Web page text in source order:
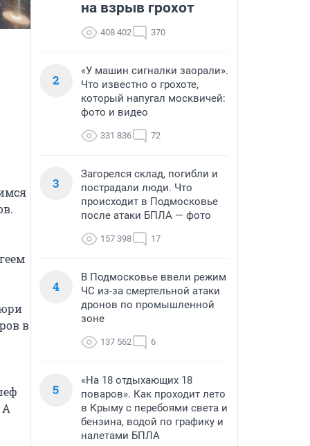
в
А
на взрыв грохот
408 402 370
2
«У машин сигналки заорали».
Что известно о грохоте,
который напугал москвичей:
фото и видео
331 836 72
3
Загорелся склад, погибли и
пострадали люди. Что
происходит в Подмосковье
после атаки БПЛА — фото
157 398 17
4
В Подмосковье ввели режим
ЧС из-за смертельной атаки
дронов по промышленной
зоне
137 562 6
5
«На 18 отдыхающих 18
поваров». Как проходит лето
в Крыму с перебоями света и
бензина, водой по графику и
налетами БПЛА